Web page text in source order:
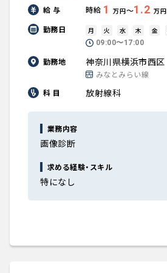
給 与 時給 1 万円〜1.2 万円
勤務日 月 火 水 木 金
09:00〜17:00
勤務地 神奈川県横浜市西区
みなとみらい線
科 目
放射線科
業務内容
画像診断
求める経験・スキル
特になし